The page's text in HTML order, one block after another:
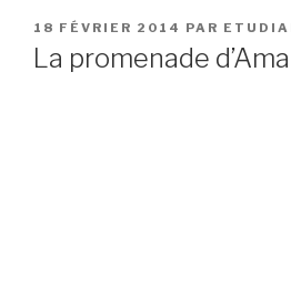
PUBLIÉ
LE
18 FÉVRIER 2014 PAR
La promenade